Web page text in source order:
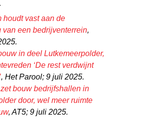
houdt vast aan de
van een bedrijventerrein,
in deel Lutkemeerpolder,
‘De rest verdwijnt
, Het Parool; 9 juli 2025.
bouw bedrijfshallen in
door, wel meer ruimte
, AT5; 9 juli 2025.